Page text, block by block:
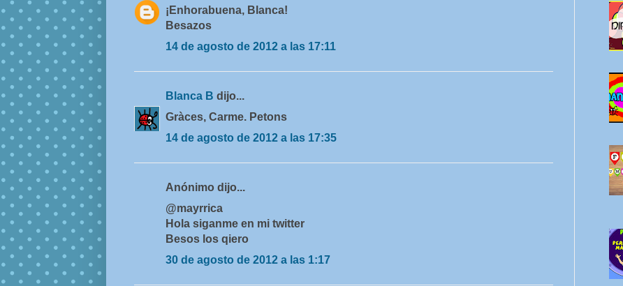
¡Enhorabuena, Blanca!
Besazos
14 de agosto de 2012 a las 17:11
Blanca B dijo...
Gràces, Carme. Petons
14 de agosto de 2012 a las 17:35
Anónimo dijo...
@mayrrica
Hola siganme en mi twitter
Besos los qiero
30 de agosto de 2012 a las 1:17